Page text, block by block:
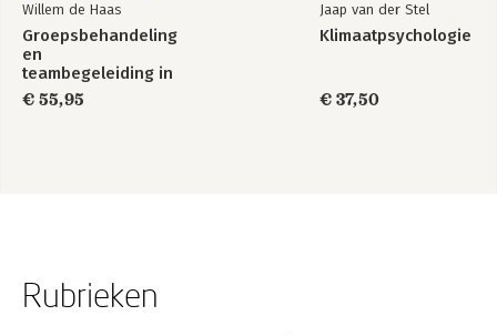
Willem de Haas
Groepsbehandeling
en
teambegeleiding in
de zorg
€ 55,95
Jaap van der Stel
Klimaatpsychologie
€ 37,50
Rubrieken